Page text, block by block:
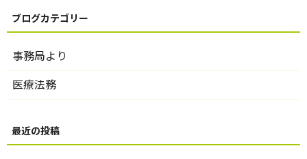
事務局より
医療法務